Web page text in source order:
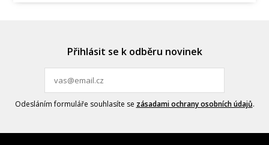
Přihlásit se k odběru novinek
Odesláním formuláře souhlasíte se zásadami ochrany osobních údajů.